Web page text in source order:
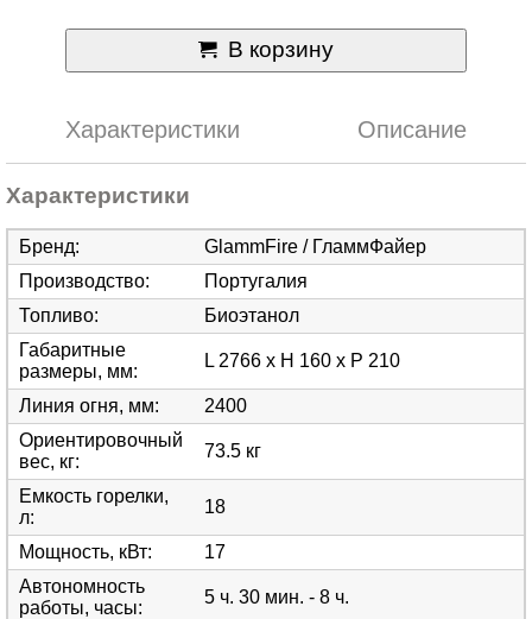
В корзину
Характеристики Описание
Характеристики
Бренд:
GlammFire / ГламмФайер
Производство:
Португалия
Топливо:
Биоэтанол
Габаритные
размеры, мм:
L 2766 x H 160 x P 210
Линия огня, мм:
2400
Ориентировочный
вес, кг:
73.5 кг
Емкость горелки,
л:
18
Мощность, кВт:
17
Автономность
работы, часы:
5 ч. 30 мин. - 8 ч.